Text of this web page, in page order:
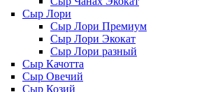
Сыр Лори
Сыр Лори Премиум
Сыр Лори Экокат
Сыр Лори разный
Сыр Качотта
Сыр Овечий
Сыр Козий